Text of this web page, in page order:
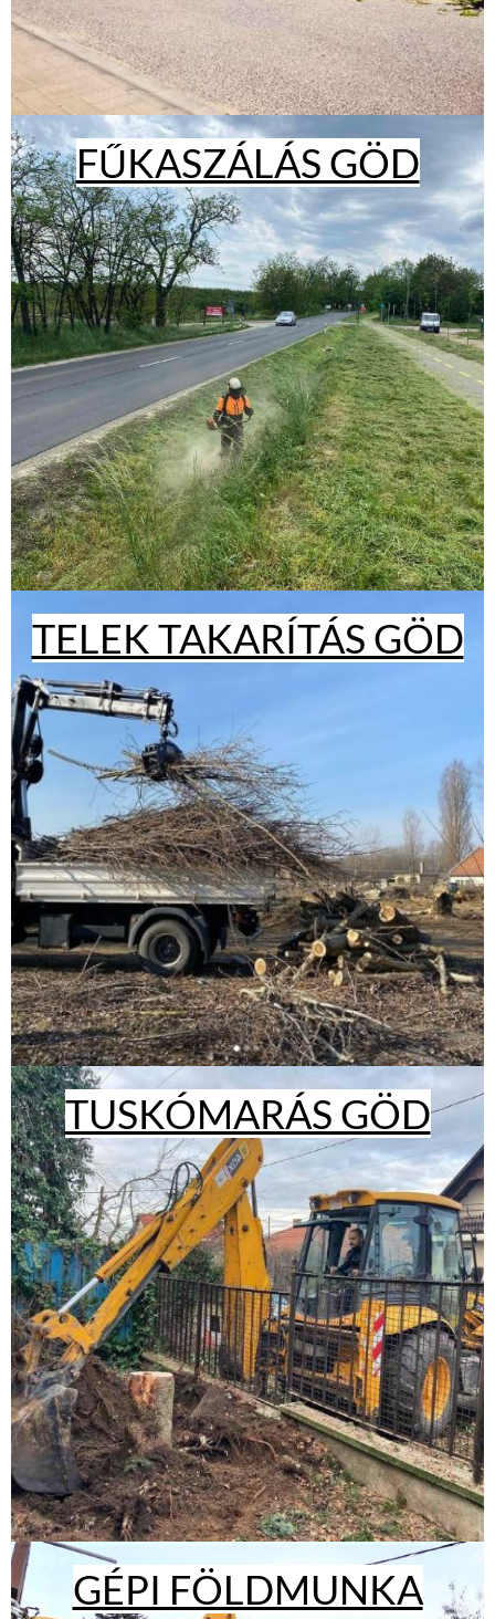
FŰKASZÁLÁS GÖD
TELEK TAKARÍTÁS GÖD
TUSKÓMARÁS GÖD
GÉPI FÖLDMUNKA